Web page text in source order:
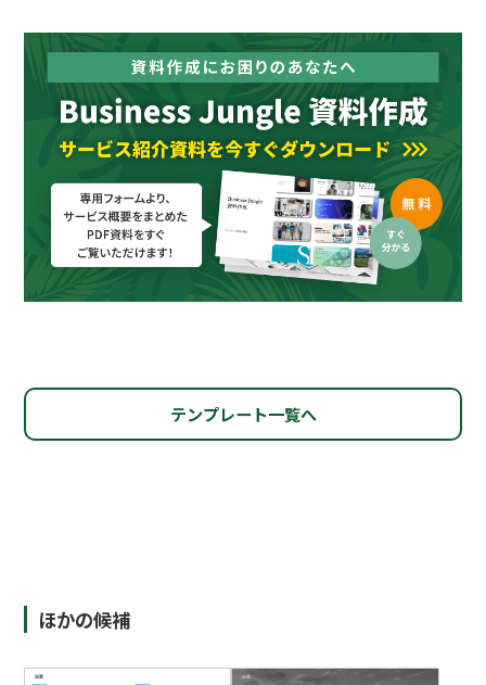
テンプレート一覧へ
ほかの候補